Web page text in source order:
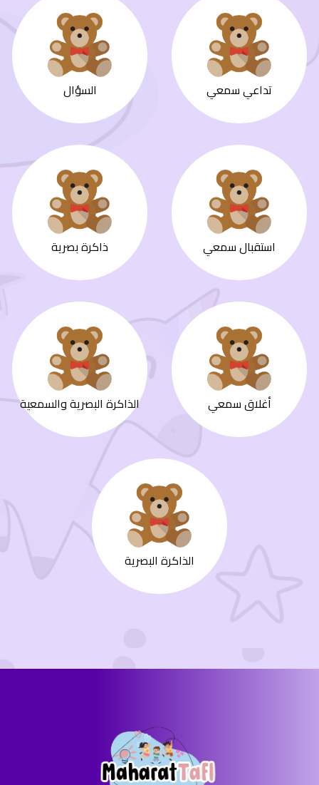
تداعي سمعي السؤال
استقبال سمعي ذاكرة بصرية
أغلاق سمعي الذاكرة البصرية والسمعية
الذاكرة البصرية